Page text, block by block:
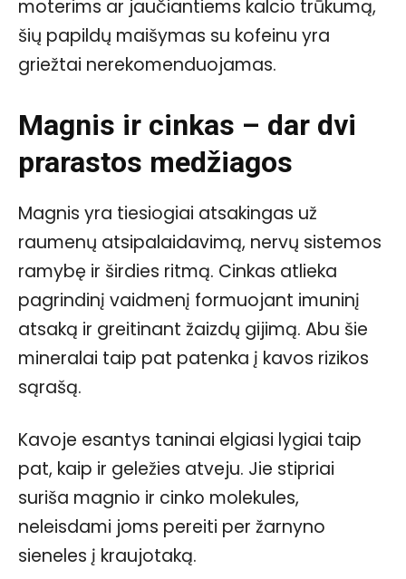
moterims ar jaučiantiems kalcio trūkumą,
šių papildų maišymas su kofeinu yra
griežtai nerekomenduojamas.
Magnis ir cinkas – dar dvi
prarastos medžiagos
Magnis yra tiesiogiai atsakingas už
raumenų atsipalaidavimą, nervų sistemos
ramybę ir širdies ritmą. Cinkas atlieka
pagrindinį vaidmenį formuojant imuninį
atsaką ir greitinant žaizdų gijimą. Abu šie
mineralai taip pat patenka į kavos rizikos
sąrašą.
Kavoje esantys taninai elgiasi lygiai taip
pat, kaip ir geležies atveju. Jie stipriai
suriša magnio ir cinko molekules,
neleisdami joms pereiti per žarnyno
sieneles į kraujotaką.